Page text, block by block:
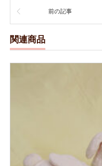
前の記事
関連商品